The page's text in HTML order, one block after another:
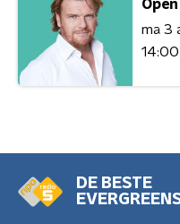
ma 3
DE BESTE